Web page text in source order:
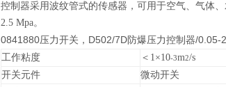
控制器采用波纹管式的传感器，可用于空气、气体
2.5 Mpa。
0841880压力开关， D502/7D防爆压力控制器/0.05-
工作粘度
＜1×10-3m2/s
开关元件
微动开关